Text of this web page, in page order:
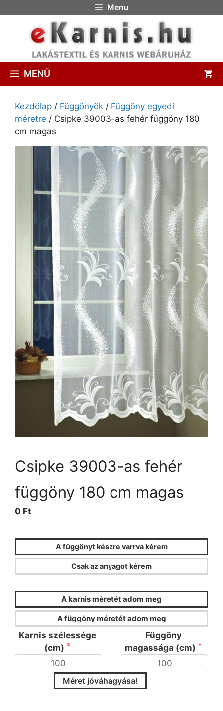
Menu
MENÜ
Kezdőlap / Függönyök / Függöny egyedi
méretre / Csipke 39003-as fehér függöny 180
cm magas
Csipke 39003-as fehér
függöny 180 cm magas
0 Ft
A függönyt készre varrva kérem
Csak az anyagot kérem
A karnis méretét adom meg
A függöny méretét adom meg
Karnis szélessége
(cm)
Függöny
magassága (cm)
Méret jóváhagyása!